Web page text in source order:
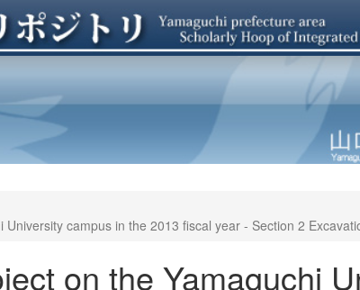
campus in the 2013 fiscal year - Section 2
on the Yamaguchi